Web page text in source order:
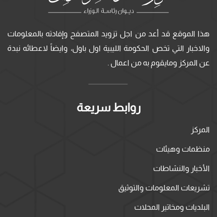
هذا الموقع قد أعد من اجل تزويد المتصفح وإفادته بالمعلومات
والاخبار التي تخص الحكومة الليبية اول باول، وايضاً لاعطائه نبدة
عن المركز ومايقوم به من اعمال .
روابط سريعة
المركز
منظمات وهيئات
الأخبار والنشاطات
تشريعات المعلومات والتوثيق
البلديات ومخاتير المحلات